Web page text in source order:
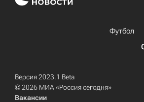
Футбол
Версия 2023.1 Beta
© 2026 МИА «Россия сегодня»
Вакансии